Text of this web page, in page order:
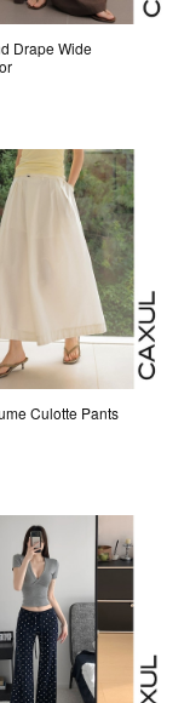
Drape Wide
Culotte Pants